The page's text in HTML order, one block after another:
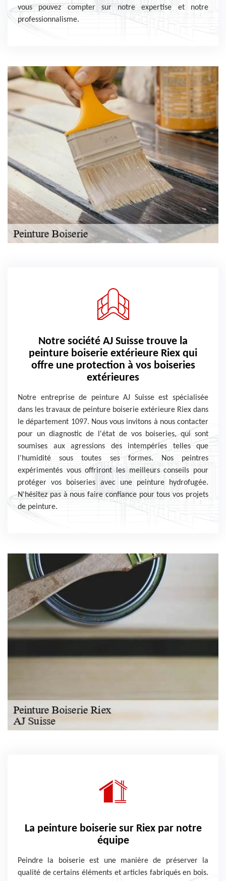
vous pouvez compter sur notre expertise et notre
professionnalisme.
Notre société AJ Suisse trouve la
peinture boiserie extérieure Riex qui
offre une protection à vos boiseries
extérieures
Notre entreprise de peinture AJ Suisse est spécialisée
dans les travaux de peinture boiserie extérieure Riex dans
le département 1097. Nous vous invitons à nous contacter
pour un diagnostic de l'état de vos boiseries, qui sont
soumises aux agressions des intempéries telles que
l'humidité sous toutes ses formes. Nos peintres
expérimentés vous offriront les meilleurs conseils pour
protéger vos boiseries avec une peinture hydrofugée.
N'hésitez pas à nous faire confiance pour tous vos projets
de peinture.
La peinture boiserie sur Riex par notre
équipe
Peindre la boiserie est une manière de préserver la
qualité de certains éléments et articles fabriqués en bois.